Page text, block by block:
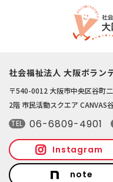
社会福祉法人 大阪ボラン
〒540-0012 大阪市中央区谷町
2階 市民活動スクエア CANVAS
TEL 06-6809-4901
Instagram
note